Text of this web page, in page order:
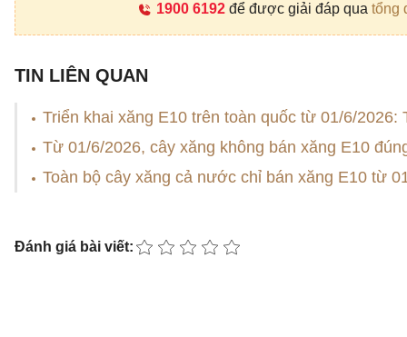
1900 6192để được giải đáp qua tổng
TIN LIÊN QUAN
Triển khai xăng E10 trên toàn quốc từ 01/6/
Từ 01/6/2026, cây xăng không bán xăng E10
Toàn bộ cây xăng cả nước chỉ bán xăng E10 từ
Đánh giá bài viết: